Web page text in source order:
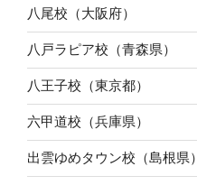
八尾校（大阪府）
八戸ラピア校（青森県）
八王子校（東京都）
六甲道校（兵庫県）
出雲ゆめタウン校（島根県）